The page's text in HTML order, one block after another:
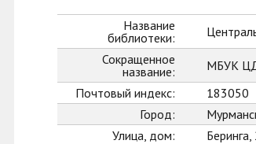
Название
библиотеки:
Сокращенное
название:
МБУК
Почтовый индекс:
183050
Город:
Улица, дом:
Беринга,